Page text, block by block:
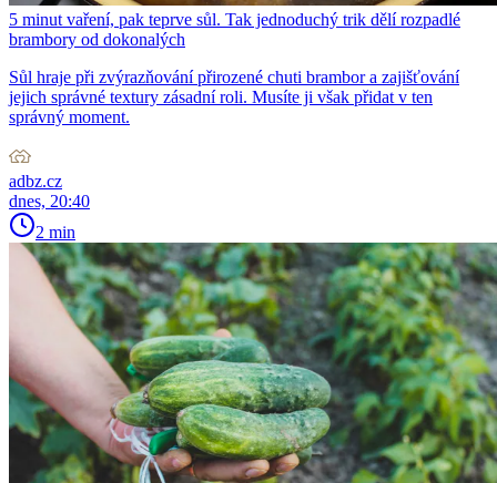
5 minut vaření, pak teprve sůl. Tak jednoduchý trik dělí rozpadlé
brambory od dokonalých
Sůl hraje při zvýrazňování přirozené chuti brambor a zajišťování
jejich správné textury zásadní roli. Musíte ji však přidat v ten
správný moment.
adbz.cz
dnes, 20:40
2 min